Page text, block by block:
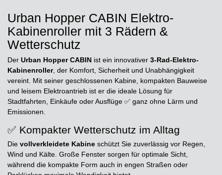
Urban Hopper CABIN Elektro-
Kabinenroller mit 3 Rädern &
Wetterschutz
Der Urban Hopper CABIN ist ein innovativer 3-Rad-Elektro-
Kabinenroller, der Komfort, Sicherheit und Unabhängigkeit
vereint. Mit seiner geschlossenen Kabine, kompakten Bauweise
und leisem Elektroantrieb ist er die ideale Lösung für
Stadtfahrten, Einkäufe oder Ausflüge ✅ ganz ohne Lärm und
Emissionen.
✅ Kompakter Wetterschutz im Alltag
Die vollverkleidete Kabine schützt Sie zuverlässig vor Regen,
Wind und Kälte. Große Fenster sorgen für optimale Sicht,
während die kompakte Form auch in engen Straßen oder